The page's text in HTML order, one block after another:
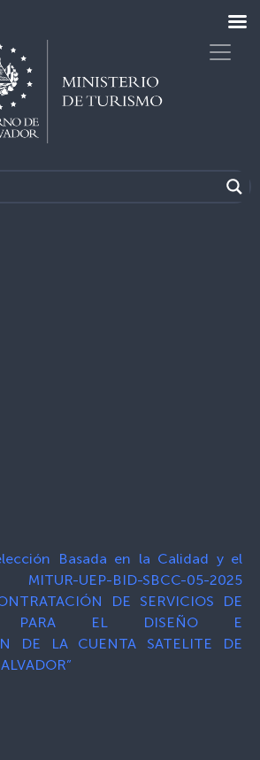
Basada en la Calidad y el
UEP-BID-SBCC-05-2025
DE SERVICIOS DE
PARA EL DISEÑO E
DE LA CUENTA SATELITE DE